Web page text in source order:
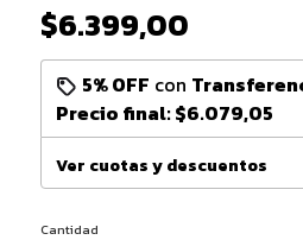
$6.399,00
5% OFF con
Precio final:$6.079,05
Ver cuotas y descuentos
Cantidad